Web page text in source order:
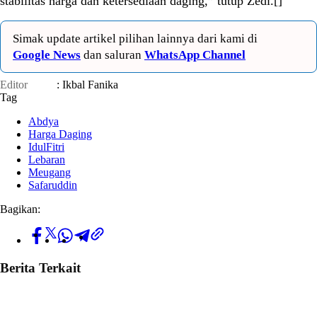
Simak update artikel pilihan lainnya dari kami di
Google News dan saluran WhatsApp Channel
Editor
: Ikbal Fanika
Tag
Abdya
Harga Daging
IdulFitri
Lebaran
Meugang
Safaruddin
Bagikan:
Berita Terkait